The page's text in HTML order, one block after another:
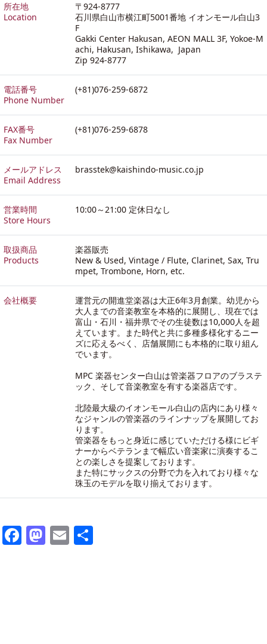
所在地
Location
〒924-8777
石川県白山市横江町5001番地 イオンモール白山3
F
Gakki Center Hakusan, AEON MALL 3F, Yokoe-M
achi, Hakusan, Ishikawa, Japan
Zip 924-8777
電話番号
Phone Number
(+81)076-259-6872
FAX番号
Fax Number
(+81)076-259-6878
メールアドレス
Email Address
brasstek@kaishindo-music.co.jp
営業時間
Store Hours
10:00～21:00 定休日なし
取扱商品
Products
楽器販売
New & Used, Vintage / Flute, Clarinet, Sax, Tru
mpet, Trombone, Horn, etc.
会社概要
運営元の開進堂楽器は大正6年3月創業。幼児から
大人までの音楽教室を本格的に展開し、現在では
富山・石川・福井県でその生徒数は10,000人を超
えています。また時代と共に多種多様化するニー
ズに応えるべく、店舗展開にも本格的に取り組ん
でいます。
MPC 楽器センター白山は管楽器フロアのブラステ
ック、そして音楽教室を有する楽器店です。
北陸最大級のイオンモール白山の店内にあり様々
なジャンルの管楽器のラインナップを展開してお
ります。
管楽器をもっと身近に感じていただける様にビギ
ナーからベテランまで幅広い音楽家に演奏するこ
との楽しさを提案しております。
また特にサックスの分野で力を入れており様々な
珠玉のモデルを取り揃えております。
Facebook
Mastodon
Email